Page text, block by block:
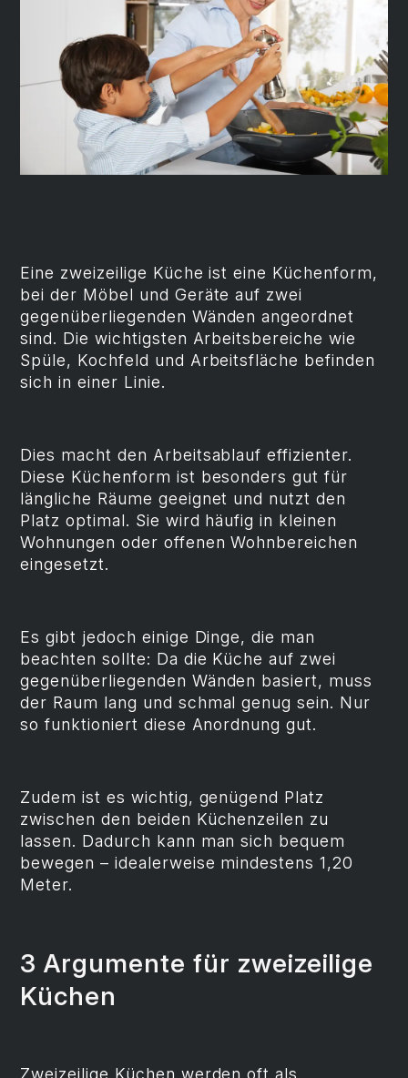
Eine zweizeilige Küche ist eine Küchenform,
bei der Möbel und Geräte auf zwei
gegenüberliegenden Wänden angeordnet
sind. Die wichtigsten Arbeitsbereiche wie
Spüle, Kochfeld und Arbeitsfläche befinden
sich in einer Linie.
Dies macht den Arbeitsablauf effizienter.
Diese Küchenform ist besonders gut für
längliche Räume geeignet und nutzt den
Platz optimal. Sie wird häufig in kleinen
Wohnungen oder offenen Wohnbereichen
eingesetzt.
Es gibt jedoch einige Dinge, die man
beachten sollte: Da die Küche auf zwei
gegenüberliegenden Wänden basiert, muss
der Raum lang und schmal genug sein. Nur
so funktioniert diese Anordnung gut.
Zudem ist es wichtig, genügend Platz
zwischen den beiden Küchenzeilen zu
lassen. Dadurch kann man sich bequem
bewegen – idealerweise mindestens 1,20
Meter.
3 Argumente für zweizeilige
Küchen